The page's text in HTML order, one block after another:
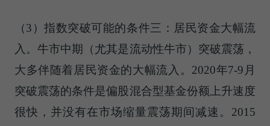
（3）指数突破可能的条件三：居民资金大幅流
入。牛市中期（尤其是流动性牛市）突破震荡，
大多伴随着居民资金的大幅流入。2020年7-9月
突破震荡的条件是偏股混合型基金份额上升速度
很快，并没有在市场缩量震荡期间减速。2015